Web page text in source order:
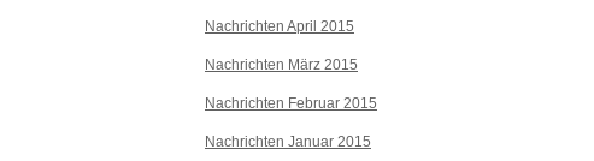
Nachrichten April 2015
Nachrichten März 2015
Nachrichten Februar 2015
Nachrichten Januar 2015